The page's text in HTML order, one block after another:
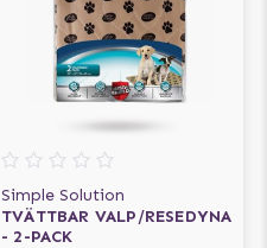
Simple Solution
TVÄTTBAR VALP/RESEDYNA
- 2-PACK